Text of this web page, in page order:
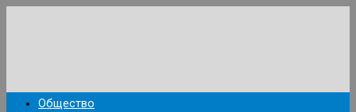
Общество